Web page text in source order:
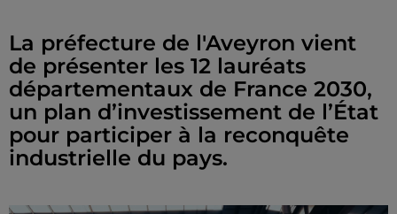
La préfecture de l'Aveyron vient
de présenter les 12 lauréats
départementaux de France 2030,
un plan d’investissement de l’État
pour participer à la reconquête
industrielle du pays.